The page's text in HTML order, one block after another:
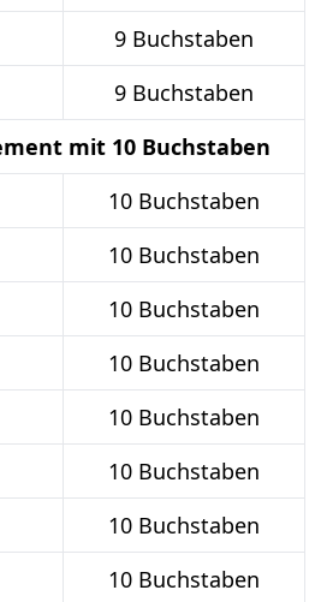
9 Buchstaben
9 Buchstaben
mit 10 Buchstaben
10 Buchstaben
10 Buchstaben
10 Buchstaben
10 Buchstaben
10 Buchstaben
10 Buchstaben
10 Buchstaben
10 Buchstaben